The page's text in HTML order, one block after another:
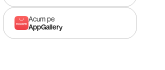
Acum pe
AppGallery